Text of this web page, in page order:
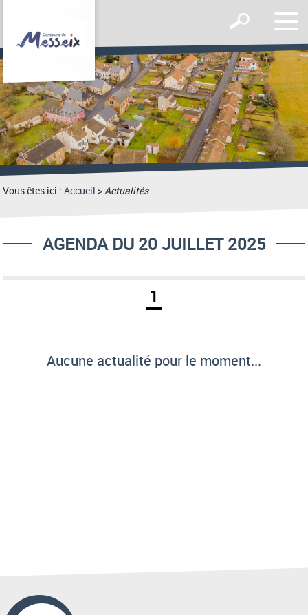
le
Afficher
formulaire
de
recherche
Vous êtes ici :Accueil >Actualités
AGENDA DU 20 JUILLET 2025
1
Aucune actualité pour le moment...